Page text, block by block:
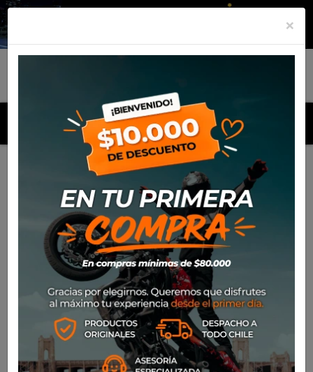
MENU
Productos Equipamiento Para el piloto
Casco Shark Ridill 2 Blank Mat Kma
×